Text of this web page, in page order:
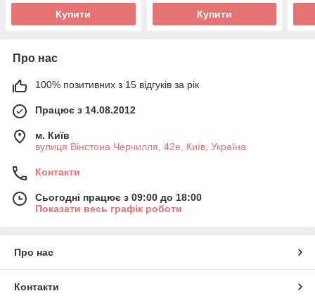
Купити Купити
Про нас
100% позитивних з 15 відгуків за рік
Працює з 14.08.2012
м. Київ
вулиця Вінстона Черчилля, 42е, Київ, Україна
Контакти
Сьогодні працює з 09:00 до 18:00
Показати весь графік роботи
Про нас
Контакти